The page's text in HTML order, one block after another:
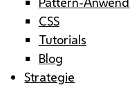
CSS
Tutorials
Blog
Strategie